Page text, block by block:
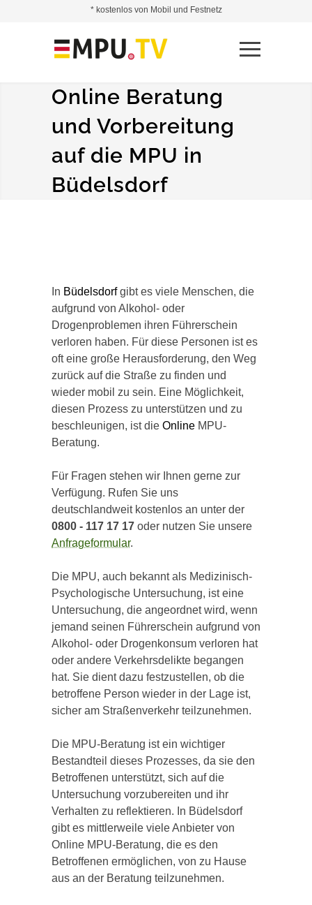
Online Beratung
und Vorbereitung
auf die MPU in
Büdelsdorf
In Büdelsdorfgibt es viele Menschen, die
aufgrund von Alkohol- oder
Drogenproblemen ihren Führerschein
verloren haben. Für diese Personen ist es
oft eine große Herausforderung, den Weg
zurück auf die Straße zu finden und
wieder mobil zu sein. Eine Möglichkeit,
diesen Prozess zu unterstützen und zu
beschleunigen, ist die Online MPU-
Beratung.
Für Fragen stehen wir Ihnen gerne zur
Verfügung. Rufen Sie uns
deutschlandweit kostenlos an unter der
0800 - 117 17 17 oder nutzen Sie unsere
Anfrageformular.
Die MPU, auch bekannt als Medizinisch-
Psychologische Untersuchung, ist eine
Untersuchung, die angeordnet wird, wenn
jemand seinen Führerschein aufgrund von
Alkohol- oder Drogenkonsum verloren hat
oder andere Verkehrsdelikte begangen
hat. Sie dient dazu festzustellen, ob die
betroffene Person wieder in der Lage ist,
sicher am Straßenverkehr teilzunehmen.
Die MPU-Beratung ist ein wichtiger
Bestandteil dieses Prozesses, da sie den
Betroffenen unterstützt, sich auf die
Untersuchung vorzubereiten und ihr
Verhalten zu reflektieren. In Büdelsdorf
gibt es mittlerweile viele Anbieter von
Online MPU-Beratung, die es den
Betroffenen ermöglichen, von zu Hause
aus an der Beratung teilzunehmen.
* kostenlos von Mobil und Festnetz